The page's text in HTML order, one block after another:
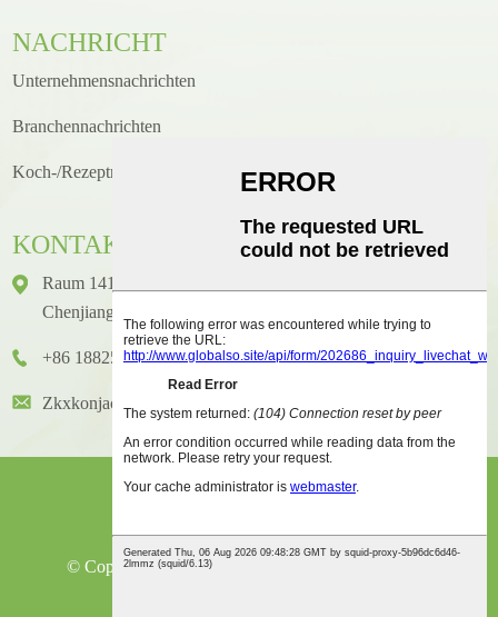
NACHRICHT
Unternehmensnachrichten
Branchennachrichten
Koch-/Rezeptneuigkeiten
KONTAKT
Raum 1416, Etage 14, Junhao International Building, Nr. 2,
Chenjiang Zhongkai Avenue, Bezirk Huicheng, Stadt Huizhou
+86 18825458362
Zkxkonjac@hzzkx.com
© Copyright - 2021-2023: Alle Rechte Vorbehalten.